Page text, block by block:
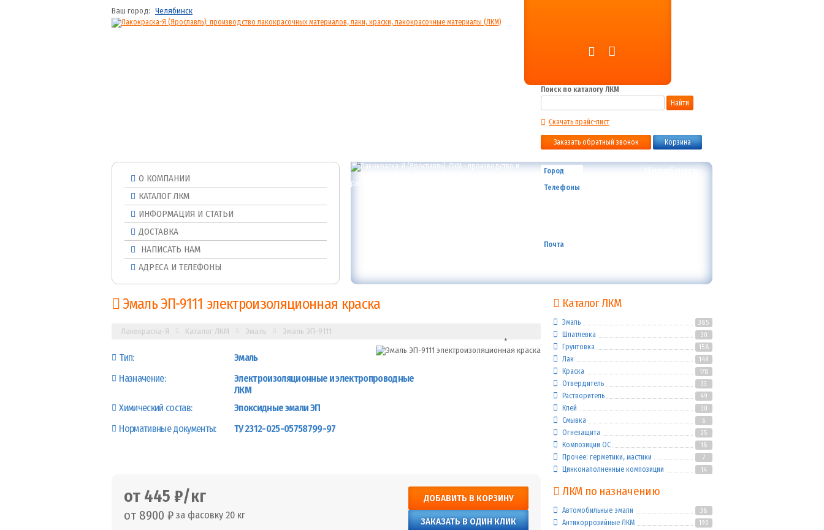
Ваш город: Челябинск
Поиск по каталогу ЛКМ
Найти
Скачать прайс-лист
Заказать обратный звонок Корзина
О КОМПАНИИ
КАТАЛОГ ЛКМ
ИНФОРМАЦИЯ И СТАТЬИ
ДОСТАВКА
НАПИСАТЬ НАМ
АДРЕСА И ТЕЛЕФОНЫ
Город Челябинск
Телефоны
Почта
Эмаль ЭП-9111 электроизоляционная краска
Лакокраска-Я Каталог ЛКМ Эмаль Эмаль ЭП-9111
Тип:
Эмаль
Назначение:
Электроизоляционные и электропроводные
ЛКМ
Химический состав:
Эпоксидные эмали ЭП
Нормативные документы:
ТУ 2312-025-05758799-97
от 445 ₽/кг
от 8900 ₽ за фасовку 20 кг
ДОБАВИТЬ В КОРЗИНУ
ЗАКАЗАТЬ В ОДИН КЛИК
Каталог ЛКМ
Эмаль 385
Шпатлевка 30
Грунтовка 158
Лак 149
Краска 178
Отвердитель 33
Растворитель 49
Клей 30
Смывка 6
Огнезащита 25
Композиции ОС 18
Прочее: герметики, мастики 7
Цинконаполненные композиции 14
ЛКМ по назначению
Автомобильные эмали 38
Антикоррозийные ЛКМ 190